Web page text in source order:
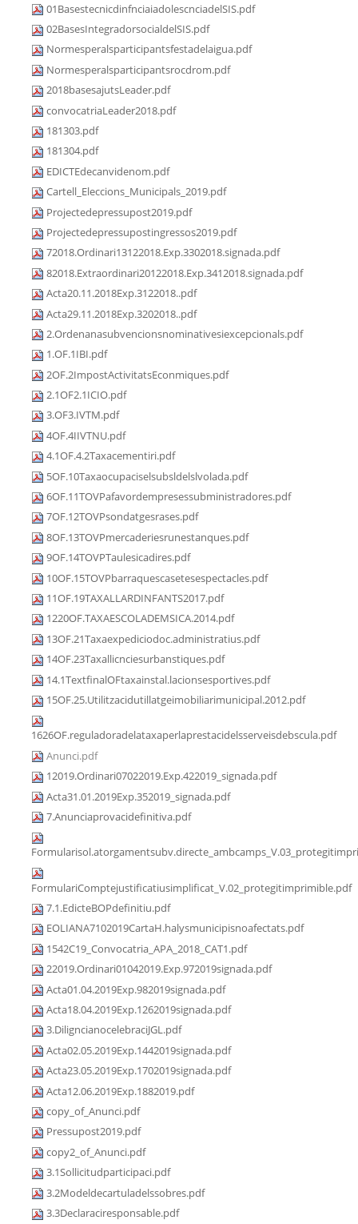
01BasestecnicdinfnciaiadolescnciadelSIS.pdf
02BasesIntegradorsocialdelSIS.pdf
Normesperalsparticipantsfestadelaigua.pdf
Normesperalsparticipantsrocdrom.pdf
2018basesajutsLeader.pdf
convocatriaLeader2018.pdf
181303.pdf
181304.pdf
EDICTEdecanvidenom.pdf
Cartell_Eleccions_Municipals_2019.pdf
Projectedepressupost2019.pdf
Projectedepressupostingressos2019.pdf
72018.Ordinari13122018.Exp.3302018.signada.pdf
82018.Extraordinari20122018.Exp.3412018.signada.pdf
Acta20.11.2018Exp.3122018..pdf
Acta29.11.2018Exp.3202018..pdf
2.Ordenanasubvencionsnominativesiexcepcionals.pdf
1.OF.1IBI.pdf
2OF.2ImpostActivitatsEconmiques.pdf
2.1OF2.1ICIO.pdf
3.OF3.IVTM.pdf
4OF.4IIVTNU.pdf
4.1OF.4.2Taxacementiri.pdf
5OF.10Taxaocupaciselsubsldelslvolada.pdf
6OF.11TOVPafavordempresessubministradores.pdf
7OF.12TOVPsondatgesrases.pdf
8OF.13TOVPmercaderiesrunestanques.pdf
9OF.14TOVPTaulesicadires.pdf
10OF.15TOVPbarraquescasetesespectacles.pdf
11OF.19TAXALLARDINFANTS2017.pdf
1220OF.TAXAESCOLADEMSICA.2014.pdf
13OF.21Taxaexpediciodoc.administratius.pdf
14OF.23Taxallicnciesurbanstiques.pdf
14.1TextfinalOFtaxainstal.lacionsesportives.pdf
15OF.25.Utilitzacidutillatgeimobiliarimunicipal.2012.pdf
1626OF.reguladoradelataxaperlaprestacidelsserveisdebscula.pdf
Anunci.pdf
12019.Ordinari07022019.Exp.422019_signada.pdf
Acta31.01.2019Exp.352019_signada.pdf
7.Anunciaprovacidefinitiva.pdf
FormulariComptejustificatiusimplificat_V.02_protegitimprimible.pdf
7.1.EdicteBOPdefinitiu.pdf
EOLIANA7102019CartaH.halysmunicipisnoafectats.pdf
1542C19_Convocatria_APA_2018_CAT1.pdf
22019.Ordinari01042019.Exp.972019signada.pdf
Acta01.04.2019Exp.982019signada.pdf
Acta18.04.2019Exp.1262019signada.pdf
3.DiligncianocelebraciJGL.pdf
Acta02.05.2019Exp.1442019signada.pdf
Acta23.05.2019Exp.1702019signada.pdf
Acta12.06.2019Exp.1882019.pdf
copy_of_Anunci.pdf
Pressupost2019.pdf
copy2_of_Anunci.pdf
3.1Sollicitudparticipaci.pdf
3.2Modeldecartuladelssobres.pdf
3.3Declaraciresponsable.pdf